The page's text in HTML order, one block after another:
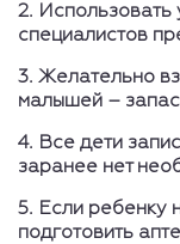
2.
специалистов
3. Желательно
малышей –
4. Все дети
заранее нет
5. Если ребенку
подготовить